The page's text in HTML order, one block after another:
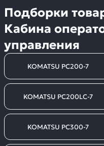
Подборки
Кабина
управления
KOMATSU PC200-7
KOMATSU PC200LC-7
KOMATSU PC300-7